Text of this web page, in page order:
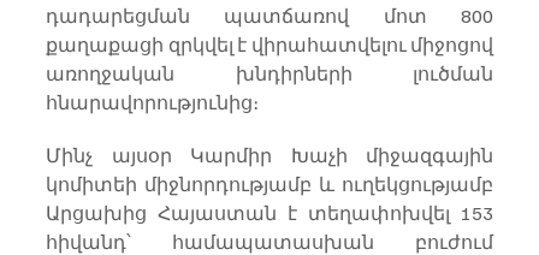
դադարեցման պատճառով մոտ 800
քաղաքացի զրկվել է վիրահատվելու միջոցով
առողջական խնդիրների լուծման
հնարավորությունից։
Մինչ այսօր Կարմիր Խաչի միջազգային
կոմիտեի միջնորդությամբ և ուղեկցությամբ
Արցախից Հայաստան է տեղափոխվել 153
հիվանդ՝ համապատասխան բուժում